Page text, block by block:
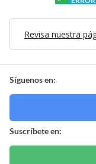
Revisa nuestra
Síguenos en:
Suscríbete en: